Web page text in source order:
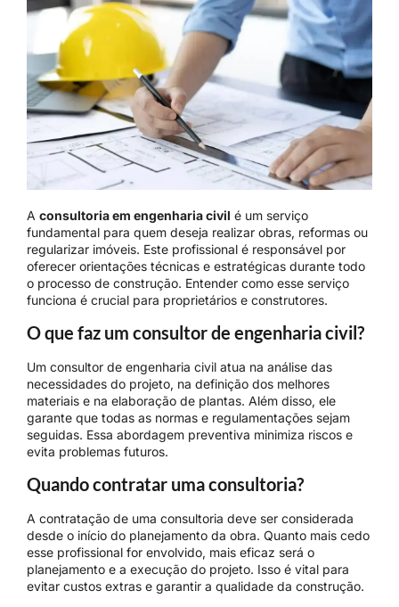
A consultoria em engenharia civil é um serviço
fundamental para quem deseja realizar obras, reformas ou
regularizar imóveis. Este profissional é responsável por
oferecer orientações técnicas e estratégicas durante todo
o processo de construção. Entender como esse serviço
funciona é crucial para proprietários e construtores.
O que faz um consultor de engenharia civil?
Um consultor de engenharia civil atua na análise das
necessidades do projeto, na definição dos melhores
materiais e na elaboração de plantas. Além disso, ele
garante que todas as normas e regulamentações sejam
seguidas. Essa abordagem preventiva minimiza riscos e
evita problemas futuros.
Quando contratar uma consultoria?
A contratação de uma consultoria deve ser considerada
desde o início do planejamento da obra. Quanto mais cedo
esse profissional for envolvido, mais eficaz será o
planejamento e a execução do projeto. Isso é vital para
evitar custos extras e garantir a qualidade da construção.